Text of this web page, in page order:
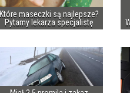
Które maseczki są najlepsze?
Pytamy lekarza specjalistę